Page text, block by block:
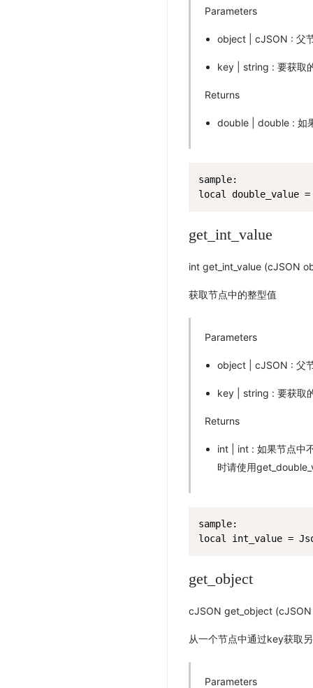
Parameters
object | cJSON : 父
key | string : 要获取
Returns
double | double : 如
sample:
local double_value
get_int_value
int get_int_value (cJSON
获取节点中的整型值
Parameters
object | cJSON : 父
key | string : 要获取
Returns
int | int : 如果节点中
时请使用
sample:
local int_value =
get_object
cJSON get_object
从一个节点中通过key获取
Parameters